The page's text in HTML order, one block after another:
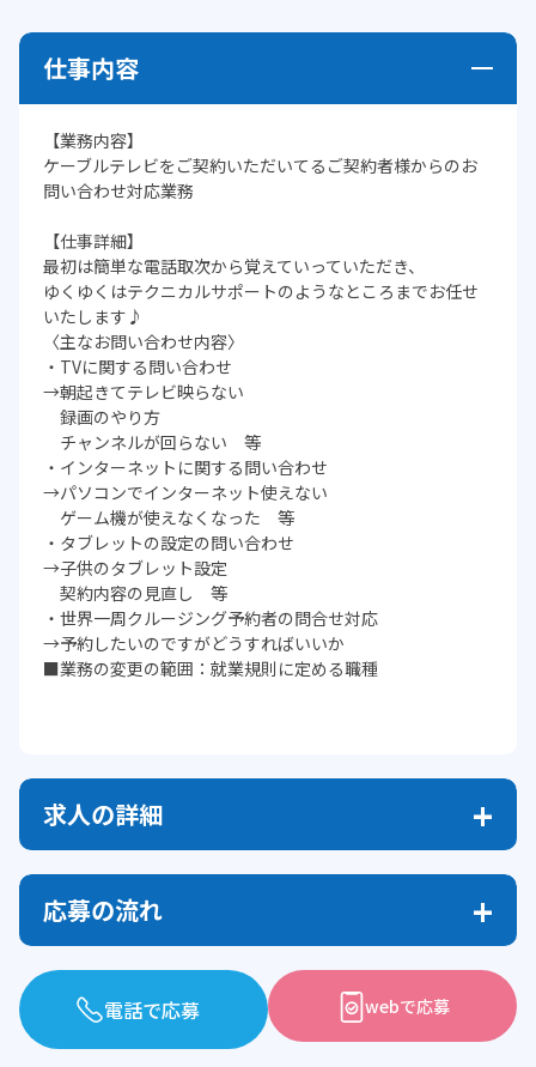
仕事内容
【業務内容】
ケーブルテレビをご契約いただいてるご契約者様からのお
問い合わせ対応業務
【仕事詳細】
最初は簡単な電話取次から覚えていっていただき、
ゆくゆくはテクニカルサポートのようなところまでお任せ
いたします♪
〈主なお問い合わせ内容〉
・TVに関する問い合わせ
→朝起きてテレビ映らない
録画のやり方
チャンネルが回らない 等
・インターネットに関する問い合わせ
→パソコンでインターネット使えない
ゲーム機が使えなくなった 等
・タブレットの設定の問い合わせ
→子供のタブレット設定
契約内容の見直し 等
・世界一周クルージング予約者の問合せ対応
→予約したいのですがどうすればいいか
■業務の変更の範囲：就業規則に定める職種
求人の詳細
応募の流れ
電話で応募 webで応募